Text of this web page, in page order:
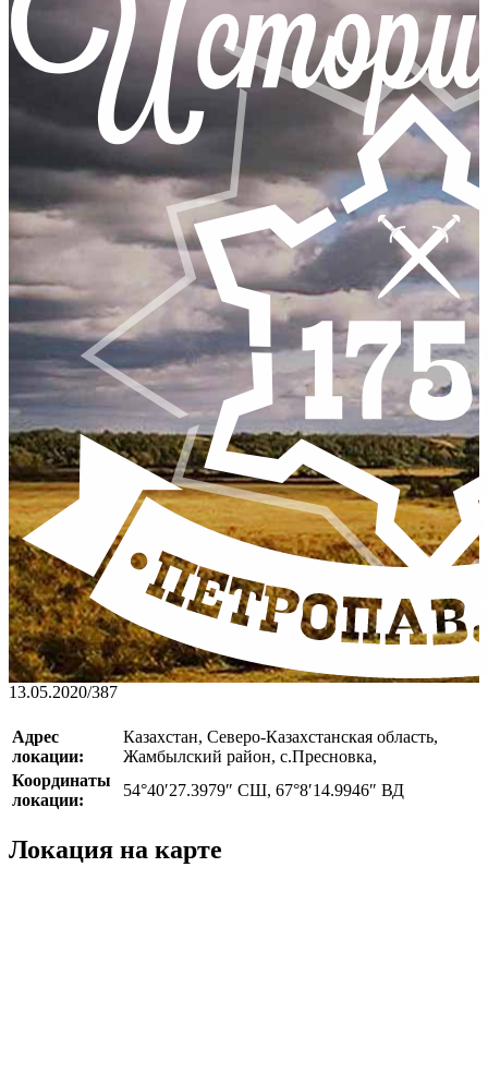
13.05.2020/387
Адрес
локации:
Казахстан, Северо-Казахстанская область,
Жамбылский район, с.Пресновка,
Координаты
локации:
54°40′27.3979″ СШ, 67°8′14.9946″ ВД
Локация на карте